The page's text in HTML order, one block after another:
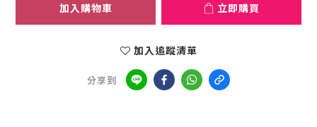
加入購物車 立即購買
加入追蹤清單
分享到